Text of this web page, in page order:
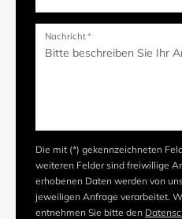
Nachricht*
Die mit (*) gekennzeichneten
weiteren Felder sind freiwillige
erhobenen Daten werden von
jeweiligen Anfrage verarbeitet.
entnehmen Sie bitte den